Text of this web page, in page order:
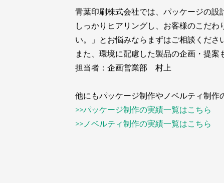
青葉印刷株式会社では、パッケージの設
しっかりヒアリングし、お客様のこだ
い。」とお悩みならまずはご相談くださ
また、環境に配慮した製品の企画・提案
担当者：企画営業部 村上
他にもパッケージ制作やノベルティ制作
>>パッケージ制作の実績一覧はこちら
>>ノベルティ制作の実績一覧はこちら